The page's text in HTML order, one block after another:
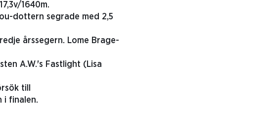
1640m.
dottern segrade med 2,5
årssegern. Lome Brage-
A.W.'s Fastlight (Lisa
till
i finalen.